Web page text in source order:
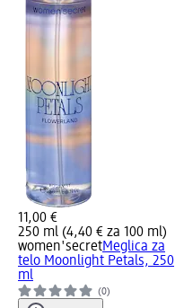
11,00 €
250 ml (4,40 € za 100 ml)
women'secretMeglica za
telo Moonlight Petals, 250
ml
(0)